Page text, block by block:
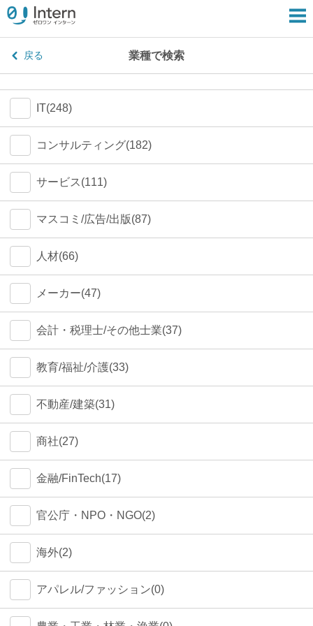
戻る 業種で検索
IT(248)
コンサルティング(182)
サービス(111)
マスコミ/広告/出版(87)
人材(66)
メーカー(47)
会計・税理士/その他士業(37)
教育/福祉/介護(33)
不動産/建築(31)
商社(27)
金融/FinTech(17)
官公庁・NPO・NGO(2)
海外(2)
アパレル/ファッション(0)